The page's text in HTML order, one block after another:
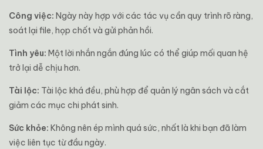
Công việc: Ngày này hợp với các tác vụ cần quy trình rõ ràng,
soát lại file, họp chốt và gửi phản hồi.
Tình yêu: Một lời nhắn ngắn đúng lúc có thể giúp mối quan hệ
trở lại dễ chịu hơn.
Tài lộc: Tài lộc khá đều, phù hợp để quản lý ngân sách và cắt
giảm các mục chi phát sinh.
Sức khỏe: Không nên ép mình quá sức, nhất là khi bạn đã làm
việc liên tục từ đầu ngày.